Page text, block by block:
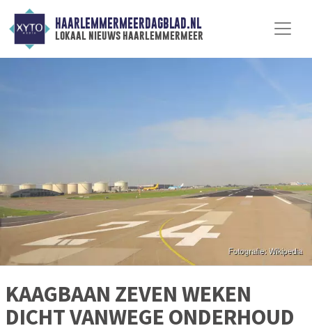
HAARLEMMERMEERDAGBLAD.NL
lokaal nieuws haarlemmermeer
KAAGBAAN ZEVEN WEKEN
DICHT VANWEGE ONDERHOUD